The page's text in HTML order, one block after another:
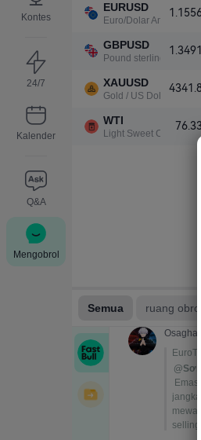
Kontes
24/7
Kalender
Q&A
Mengobrol
EURUSD
Euro/Dolar Amerika
GBPUSD
Pound sterling/Dolar
XAUUSD
Gold / US Dollar
WTI
Light Sweet Crude Oil